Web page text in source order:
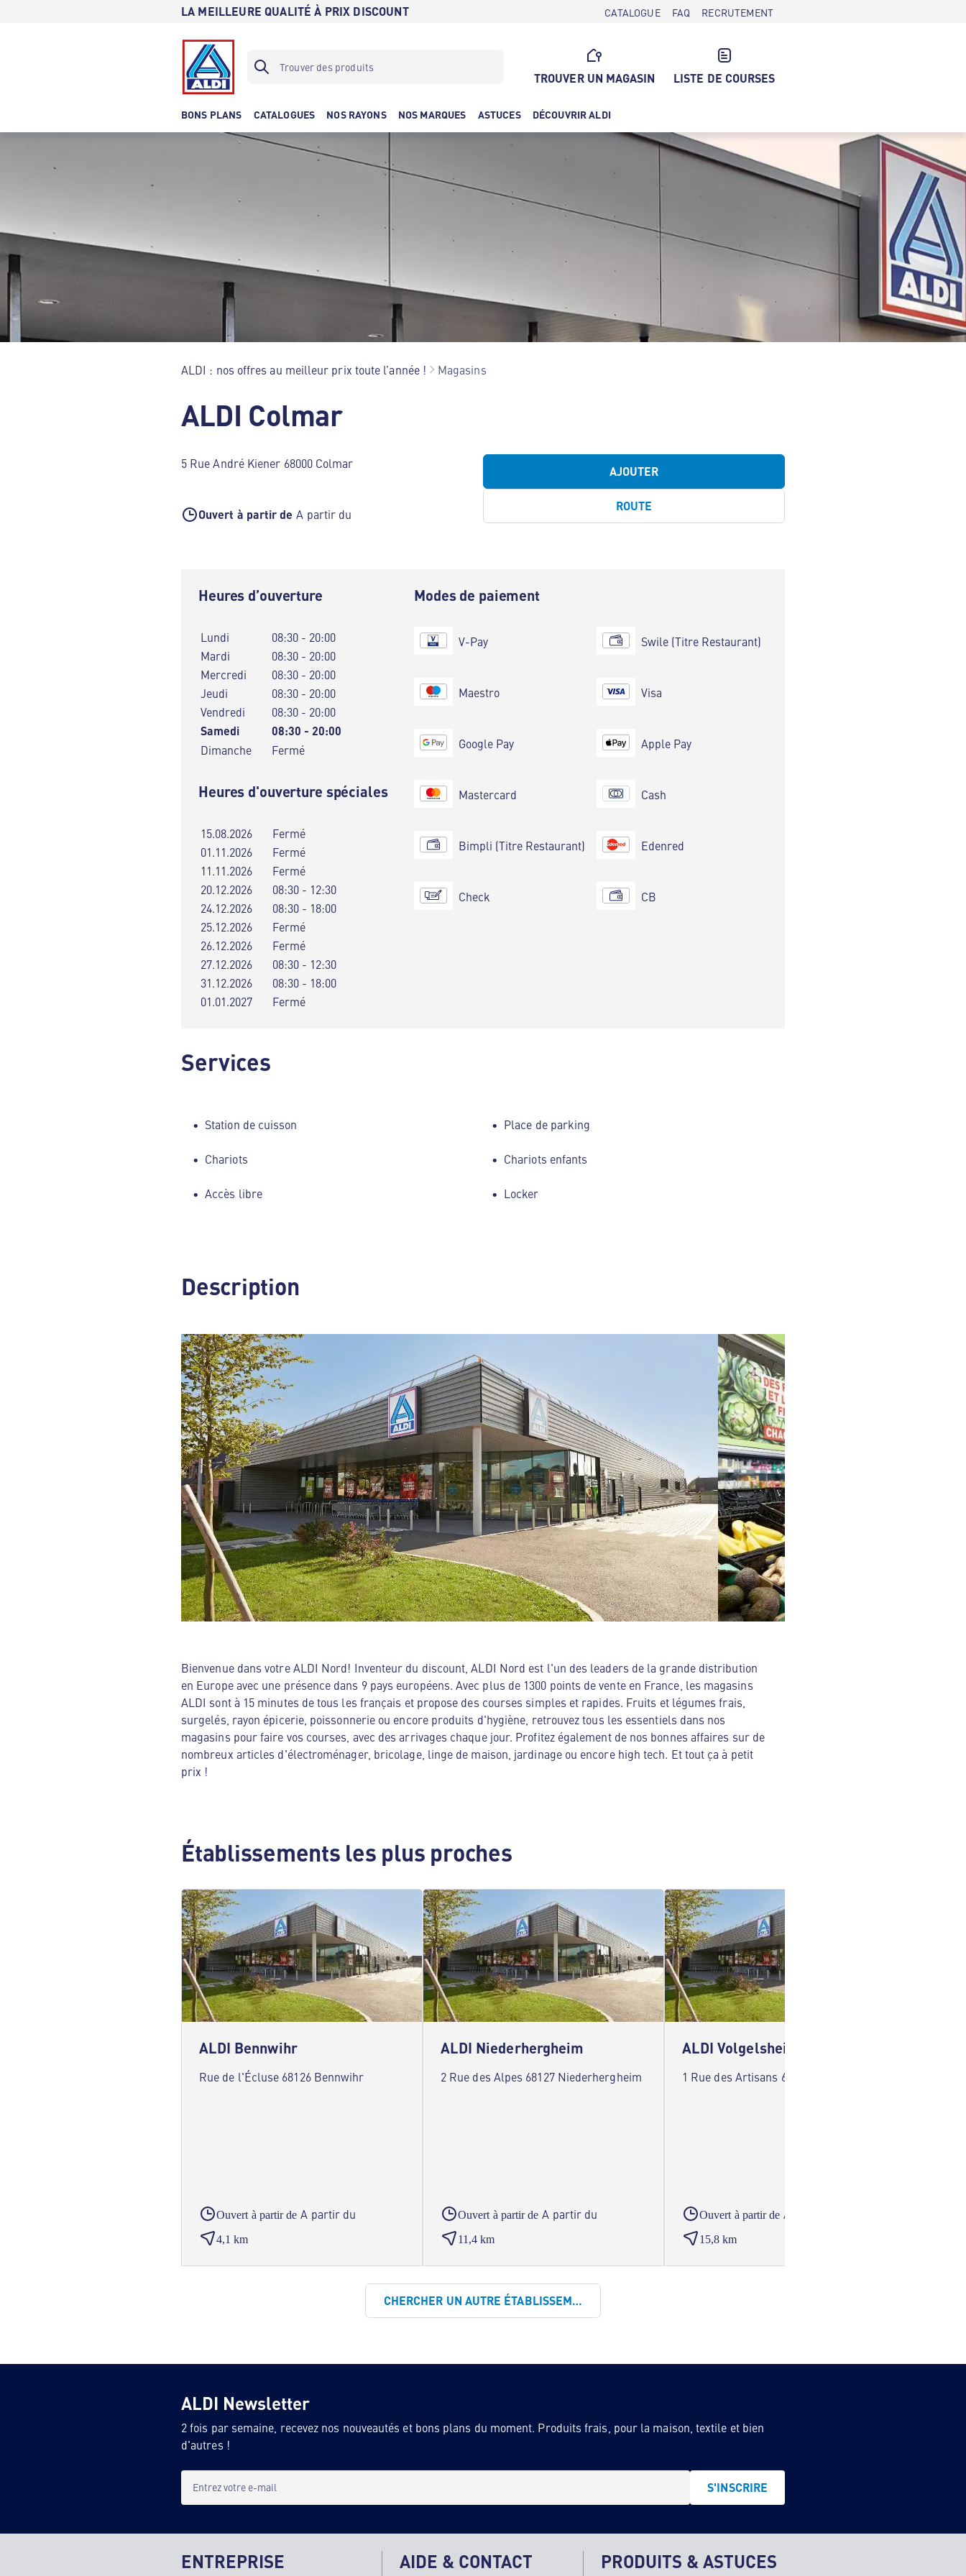
LA MEILLEURE QUALITÉ À PRIX DISCOUNT CATALOGUE FAQ RECRUTEMENT
TROUVER UN MAGASIN LISTE DE COURSES
BONS PLANS CATALOGUES NOS RAYONS NOS MARQUES ASTUCES DÉCOUVRIR ALDI
ALDI : nos offres au meilleur prix toute l’année ! Magasins
ALDI Colmar
5 Rue André Kiener 68000 Colmar
Ouvert à partir de A partir du
AJOUTER
ROUTE
Heures d’ouverture
Lundi
08:30 - 20:00
Mardi
08:30 - 20:00
Mercredi
08:30 - 20:00
Jeudi
08:30 - 20:00
Vendredi
08:30 - 20:00
Samedi 08:30 - 20:00
Dimanche Fermé
Heures d'ouverture spéciales
15.08.2026
Fermé
01.11.2026
Fermé
11.11.2026
Fermé
20.12.2026
08:30 - 12:30
24.12.2026
08:30 - 18:00
25.12.2026
Fermé
26.12.2026
Fermé
27.12.2026
08:30 - 12:30
31.12.2026
08:30 - 18:00
01.01.2027
Fermé
Modes de paiement
V-Pay
Maestro
Google Pay
Mastercard
Bimpli (Titre Restaurant)
Check
Swile (Titre Restaurant)
Visa
Apple Pay
Cash
Edenred
CB
Services
Station de cuisson Place de parking
Chariots Chariots enfants
Accès libre Locker
Description
Bienvenue dans votre ALDI Nord! Inventeur du discount, ALDI Nord est l'un des leaders de la grande distribution
en Europe avec une présence dans 9 pays européens. Avec plus de 1300 points de vente en France, les magasins
ALDI sont à 15 minutes de tous les français et propose des courses simples et rapides. Fruits et légumes frais,
surgelés, rayon épicerie, poissonnerie ou encore produits d'hygiène, retrouvez tous les essentiels dans nos
magasins pour faire vos courses, avec des arrivages chaque jour. Profitez également de nos bonnes affaires sur de
nombreux articles d'électroménager, bricolage, linge de maison, jardinage ou encore high tech. Et tout ça à petit
prix !
Établissements les plus proches
ALDI Bennwihr
Rue de l'Écluse 68126 Bennwihr
Ouvert à partir de A partir du
4,1 km
ALDI Niederhergheim
2 Rue des Alpes 68127 Niederhergheim
Ouvert à partir de A partir du
11,4 km
ALDI Volgelsheim
1 Rue des Artisans 68600 Volgelsheim
Ouvert à partir de A partir du
15,8 km
CHERCHER UN AUTRE ÉTABLISSEMENT
ALDI Newsletter
2 fois par semaine, recevez nos nouveautés et bons plans du moment. Produits frais, pour la maison, textile et bien
d'autres !
Entrez votre e-mail S'INSCRIRE
ENTREPRISE AIDE & CONTACT PRODUITS & ASTUCES